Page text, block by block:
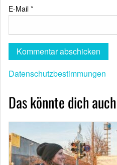
E-Mail *
Datenschutzbestimmungen
Das könnte dich